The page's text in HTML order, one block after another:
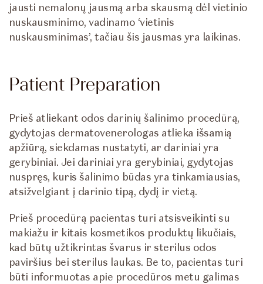
jausti nemalonų jausmą arba skausmą dėl vietinio
nuskausminimo, vadinamo ‘vietinis
nuskausminimas’, tačiau šis jausmas yra laikinas.
Patient Preparation
Prieš atliekant odos darinių šalinimo procedūrą,
gydytojas dermatovenerologas atlieka išsamią
apžiūrą, siekdamas nustatyti, ar dariniai yra
gerybiniai. Jei dariniai yra gerybiniai, gydytojas
nuspręs, kuris šalinimo būdas yra tinkamiausias,
atsižvelgiant į darinio tipą, dydį ir vietą.
Prieš procedūrą pacientas turi atsisveikinti su
makiažu ir kitais kosmetikos produktų likučiais,
kad būtų užtikrintas švarus ir sterilus odos
paviršius bei sterilus laukas. Be to, pacientas turi
būti informuotas apie procedūros metu galimas